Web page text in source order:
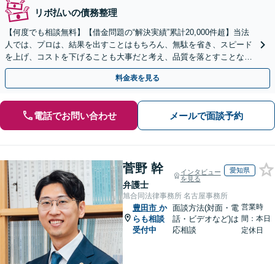
リボ払いの債務整理
【何度でも相談無料】【借金問題の“解決実績”累計20,000件超】当法
人では、プロは、結果を出すことはもちろん、無駄を省き、スピード
を上げ、コストを下げることも大事だと考え、品質を落とすことな
く、費用を可能な限り安くすることにこだわります。
料金表を見る
電話でお問い合わせ メールで面談予約
菅野 幹
弁護士
インタビュー
を見る
愛知県
旭合同法律事務所 名古屋事務所
豊田市 か
らも相談
受付中
面談方法(対面・電
話・ビデオなど)は
応相談
営業時
間：本日
定休日